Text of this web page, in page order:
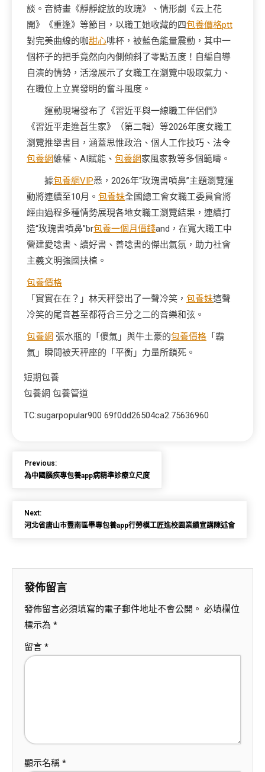
談。音詩畫《靜靜綻放的玫瑰》、情形劇《云上花
開》《重逢》等節目，以職工她收藏的四包養價格ptt
對完美曲線的咖甜心啡杯，被藍色能量震動，其中一
個杯子的把手竟然向內側傾斜了零點五度！自編自導
自演的情勢，活潑展示了女職工在瀏覽中吸取氣力、
在職位上立異發明的奮斗風度。
運動現場發布了《習近平與一線職工伴侶們》
《習近平走進蒼生家》（第二輯）等2026年度女職工
瀏覽推舉書目，涵蓋思惟政治、個人工作技巧、法令
包養網維權、AI賦能、 包養網家風家教等多個範疇。
據包養網VIP悉，2026年“玫瑰書噴鼻”主題瀏覽運
動將連續至10月。 包養妹全國總工會女職工委員會將
經由過程多種情勢展現各地女職工瀏覽結果，連續打
造“玫瑰書噴鼻”br包養一個月價錢and，在寬大職工中
營建愛唸書、讀好書、善唸書的傑出氣氛，助力社會
主義文明強國扶植。
包養價格
「實實在在？」林天秤發出了一聲冷笑， 包養妹這聲
冷笑的尾音甚至都符合三分之二的音樂和弦。
包養網 張水瓶的「傻氣」與牛土豪的包養價格 「霸
氣」瞬間被天秤座的「平衡」力量所鎖死。
短期包養
包養網 包養管道
TC:sugarpopular900 69f0dd26504ca2.75636960
Previous:
為中國腦疾專包養app病精準診療立尺度
Next:
河北省唐山市豐南區舉專包養app行勞模工匠進校園業績宣講陳述會
發佈留言
發佈留言必須填寫的電子郵件地址不會公開。 必填欄位
標示為 *
留言 *
顯示名稱 *